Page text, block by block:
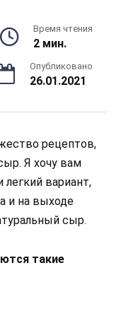
Время чтения
2 мин.
Опубликовано
26.01.2021
рецептов,
Я хочу вам
вариант,
и на выходе
сыр.
такие